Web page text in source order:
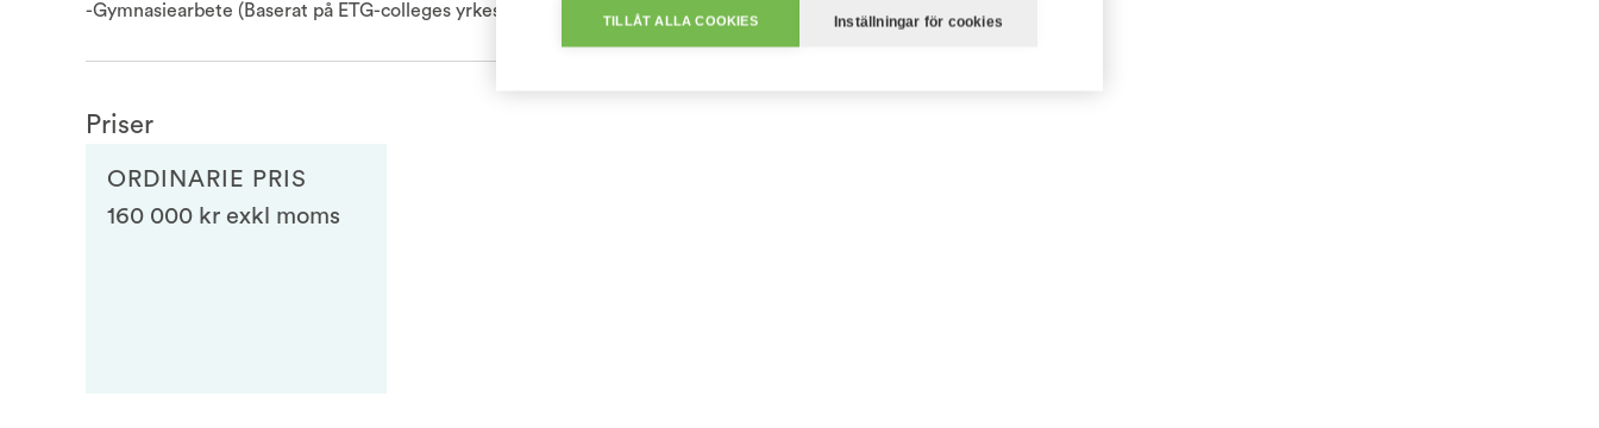
-Gymnasiearbete (Baserat på ETG-colleges yrkesprov)
Priser
ORDINARIE PRIS
160 000 kr exkl moms
TILLÅT ALLA COOKIES Inställningar för cookies